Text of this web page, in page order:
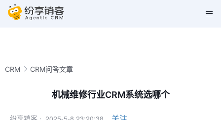
CRM CRM问答文章
机械维修行业CRM系统选哪个
纷享销客 ·